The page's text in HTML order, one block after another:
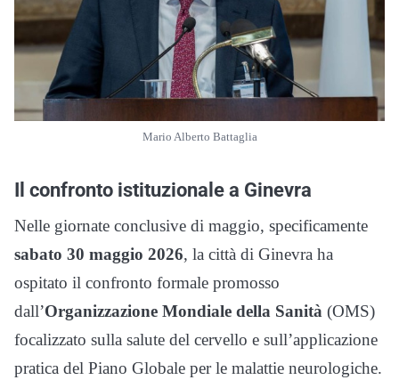
Mario Alberto Battaglia
Il confronto istituzionale a Ginevra
Nelle giornate conclusive di maggio, specificamente
sabato 30 maggio 2026, la città di Ginevra ha
ospitato il confronto formale promosso
dall’Organizzazione Mondiale della Sanità (OMS)
focalizzato sulla salute del cervello e sull’applicazione
pratica del Piano Globale per le malattie neurologiche.